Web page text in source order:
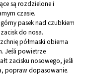
są rozdzielone i
czasie.
pasek nad czubkiem
do nosa.
półmaski obiema
Jeśli powietrze
zacisku nosowego, jeśli
popraw dopasowanie.